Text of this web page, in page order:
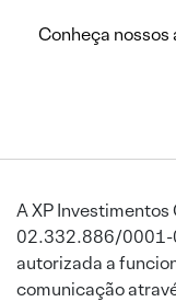
Conheça nossos
A XP Investimentos
02.332.886/0001-
autorizada a
comunicação